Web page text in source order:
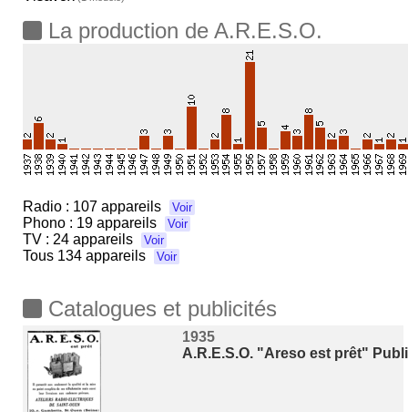
La production de A.R.E.S.O.
Radio : 107 appareils Voir
Phono : 19 appareils Voir
TV : 24 appareils Voir
Tous 134 appareils Voir
Catalogues et publicités
1935
A.R.E.S.O. "Areso est prêt"